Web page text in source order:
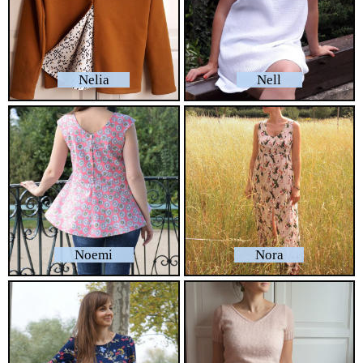
Nelia Nell
Noemi Nora